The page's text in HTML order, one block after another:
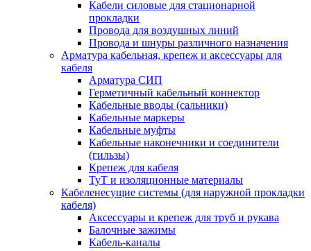
Кабели силовые для стационарной
прокладки
Провода для воздушных линий
Провода и шнуры различного назначения
Арматура кабельная, крепеж и аксессуары для
кабеля
Арматура СИП
Герметичный кабельный коннектор
Кабельные вводы (сальники)
Кабельные маркеры
Кабельные муфты
Кабельные наконечники и соединители
(гильзы)
Крепеж для кабеля
ТуТ и изоляционные материалы
Кабеленесущие системы (для наружной прокладки
кабеля)
Аксессуары и крепеж для труб и рукава
Балочные зажимы
Кабель-каналы